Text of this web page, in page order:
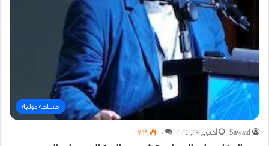
مساحة دولية
Sawaid أكتوبر 29, 2024 0
768